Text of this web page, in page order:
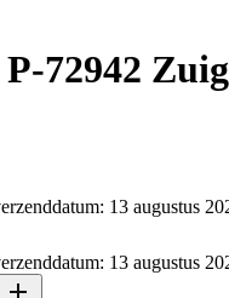
72942
13 augustus
13 augustus